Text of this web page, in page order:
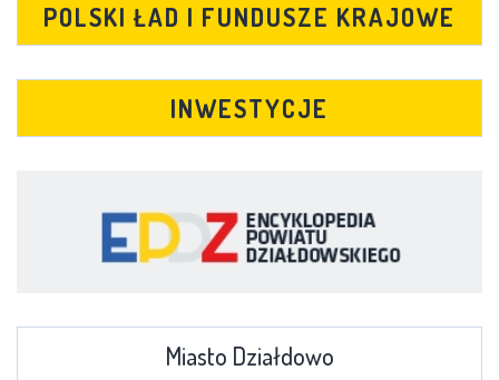
POLSKI ŁAD I FUNDUSZE KRAJOWE
INWESTYCJE
Miasto Działdowo